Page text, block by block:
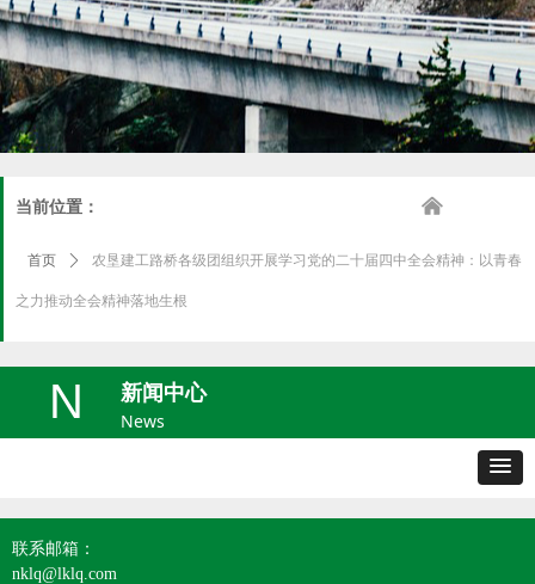
当前位置：
首页 ꄲ 农垦建工路桥各级团组织开展学习党的二十届四中全会精神：以青春
之力推动全会精神落地生根
낀
新闻中心
News
N
联系邮箱：
nklq@lklq.com